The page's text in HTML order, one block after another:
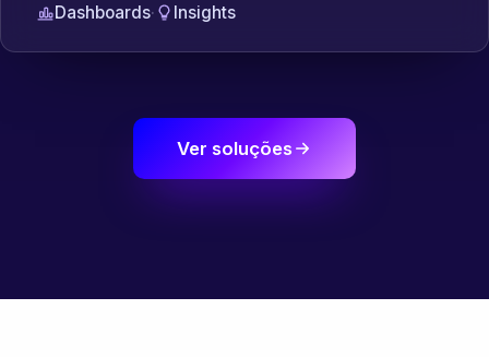
Dashboards· Insights
Ver soluções